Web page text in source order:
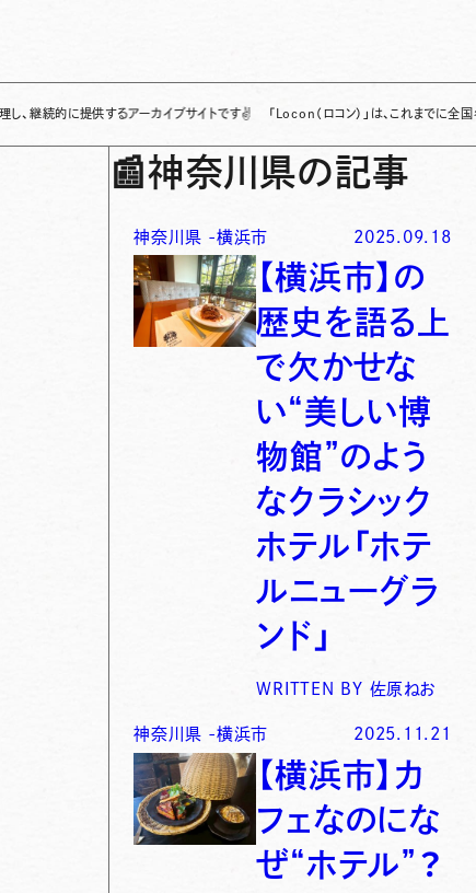
するアーカイブサイトです✌ 「Locon（ロコン）」は、これまでに全国各地で発信さ
📰神奈川県の記事
神奈川県 -横浜市 2025.09.18
【横浜市】の
歴史を語る上
で欠かせな
い“美しい博
物館”のよう
なクラシック
ホテル「ホテ
ルニューグラ
ンド」
WRITTEN BY 佐原ねお
神奈川県 -横浜市 2025.11.21
【横浜市】カ
フェなのにな
ぜ“ホテル”？